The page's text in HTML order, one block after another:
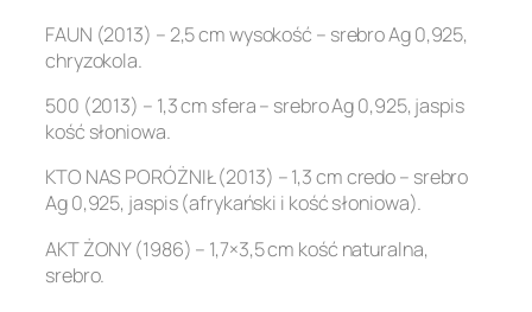
FAUN (2013) – 2,5 cm wysokość – srebro Ag 0,925,
chryzokola.
500 (2013) – 1,3 cm sfera – srebro Ag 0,925, jaspis
kość słoniowa.
KTO NAS PORÓŻNIŁ (2013) – 1,3 cm credo – srebro
Ag 0,925, jaspis (afrykański i kość słoniowa).
AKT ŻONY (1986) – 1,7×3,5 cm kość naturalna,
srebro.